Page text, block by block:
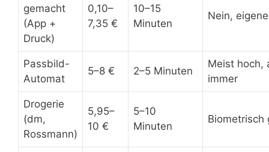
gemacht
(App +
Druck)
0,10–
7,35 €
10–15
Minuten
Nein,
Passbild-
Automat
5–8 € 2–5 Minuten
Meist hoch,
immer
Drogerie
(dm,
Rossmann)
5,95–
10 €
5–10
Minuten
Biometrisch